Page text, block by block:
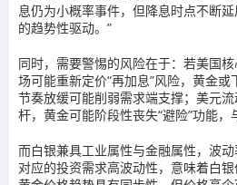
息仍为小概率事件，但降息时点不断
的趋势性驱动。”
同时，需要警惕的风险在于：若美国
场可能重新定价“再加息”风险，黄金
节奏放缓可能削弱需求端支撑；美元
杆，黄金可能阶段性丧失“避险”功能，
而白银兼具工业属性与金融属性，波
对应的投资需求高波动性，意味着白